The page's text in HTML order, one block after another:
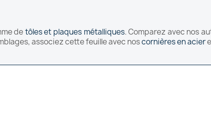
detôles et plaques métalliques. Comparez avec nos
associez cette feuille avec noscornières en acier